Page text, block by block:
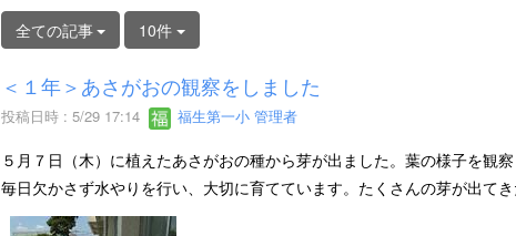
全ての記事 10件
＜１年＞あさがおの観察をしました
投稿日時 : 5/29 17:14 福生第一小 管理者
５月７日（木）に植えたあさがおの種から芽が出ました。葉の様子を観
毎日欠かさず水やりを行い、大切に育てています。たくさんの芽が出てき